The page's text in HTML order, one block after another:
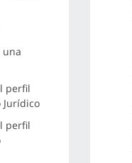
una
perfil
perfil